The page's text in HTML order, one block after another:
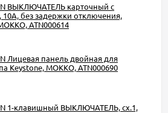
ВЫКЛЮЧАТЕЛЬ карточный с
10А, без задержки отключения,
ATN000614
Лицевая панель двойная для
Keystone, МОККО, ATN000690
1-клавишный ВЫКЛЮЧАТЕЛЬ, сх.1,